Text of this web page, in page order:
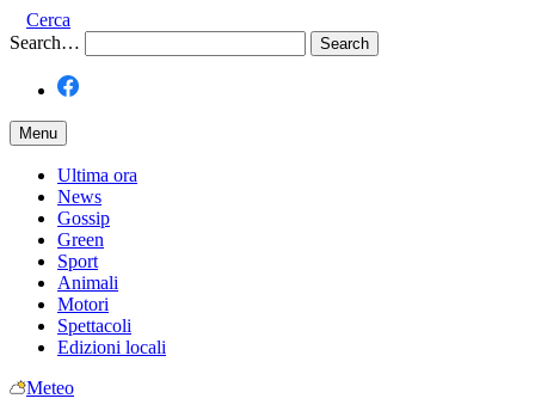
Cerca
Search…
Menu
Ultima ora
News
Gossip
Green
Sport
Animali
Motori
Spettacoli
Edizioni locali
Meteo